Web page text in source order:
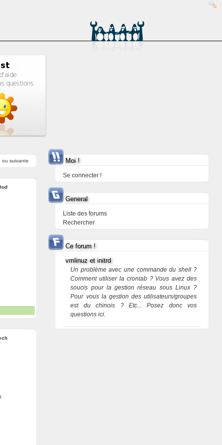
ou suivante Moi !
Se connecter !
General
Liste des forums
Rechercher
Ce forum !
vmlinuz et initrd
Un problème avec une commande du shell ?
Comment utiliser la crontab ? Vous avez des
soucis pour la gestion réseau sous Linux ?
Pour vous la gestion des utilisateurs/groupes
est du chinois ? Etc... Posez donc vos
questions ici.